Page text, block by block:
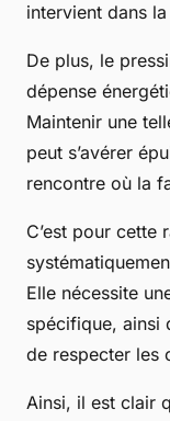
intervient dans
De plus, le
dépense
Maintenir une
peut s’avérer
rencontre où la
C’est pour cette
Elle nécessite
spécifique, ainsi
de respecter les
Ainsi, il est clair